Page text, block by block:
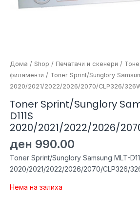
Дома / Shop / Печатачи и скенери /
филаменти / Toner Sprint/Sunglory
2020/2021/2022/2026/2070/CLP326/
Toner Sprint/Sunglory
D111S
2020/2021/2022/2026/
ден 990.00
Toner Sprint/Sunglory Samsung MLT-
2020/2021/2022/2026/2070/CLP326/
Нема на залиха